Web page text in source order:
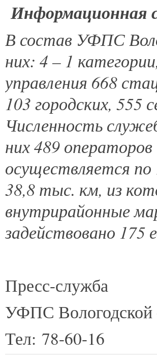
Информационная
В состав УФПС
них: 4 – 1
управления 668
103 городских, 555
Численность
них 489
осуществляется
38,8 тыс. км, из
внутрирайонные
задействовано
Пресс-служба
УФПС Вологодской
Тел: 78-60-16